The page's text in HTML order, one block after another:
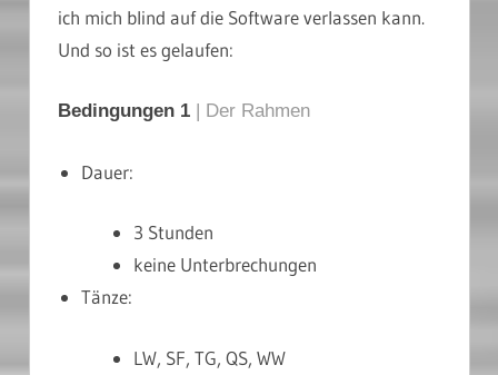
ich mich blind auf die Software verlassen kann.
Und so ist es gelaufen:
Bedingungen 1 | Der Rahmen
Dauer:
3 Stunden
keine Unterbrechungen
Tänze:
LW, SF, TG, QS, WW